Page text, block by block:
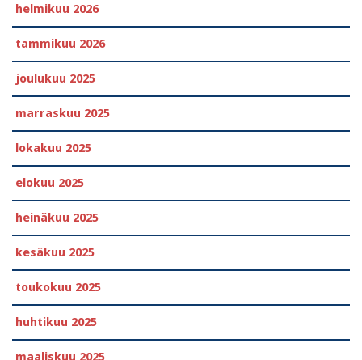
helmikuu 2026
tammikuu 2026
joulukuu 2025
marraskuu 2025
lokakuu 2025
elokuu 2025
heinäkuu 2025
kesäkuu 2025
toukokuu 2025
huhtikuu 2025
maaliskuu 2025